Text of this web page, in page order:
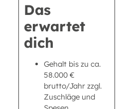
Das
erwartet
dich
Gehalt bis zu ca.
58.000 €
brutto/Jahr zzgl.
Zuschläge und